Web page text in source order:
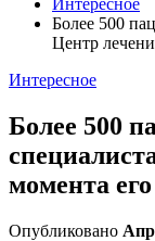
Интересное
Более 500
Центр
Интересное
Более 500
момента
Опубликовано Апр